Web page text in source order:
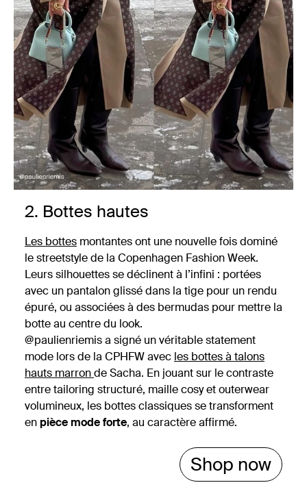
2. Bottes hautes
Les bottes montantes ont une nouvelle fois dominé
le streetstyle de la Copenhagen Fashion Week.
Leurs silhouettes se déclinent à l’infini : portées
avec un pantalon glissé dans la tige pour un rendu
épuré, ou associées à des bermudas pour mettre la
botte au centre du look.
@paulienriemis a signé un véritable statement
mode lors de la CPHFW avec les bottes à talons
hauts marronde Sacha. En jouant sur le contraste
entre tailoring structuré, maille cosy et outerwear
volumineux, les bottes classiques se transforment
en pièce mode forte, au caractère affirmé.
Shop now